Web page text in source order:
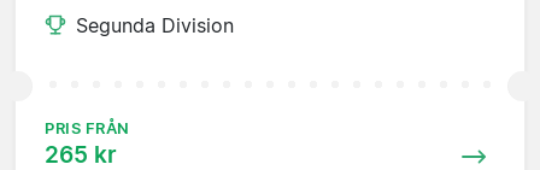
Segunda Division
PRIS FRÅN
265 kr